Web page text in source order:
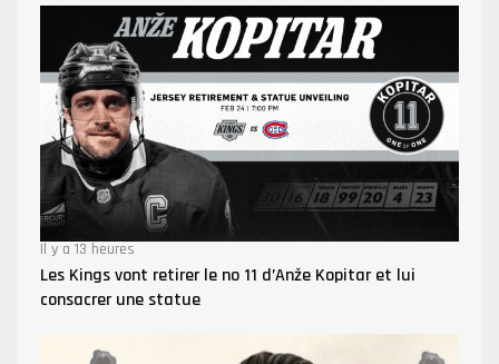
Il y a 13 heures
Les Kings vont retirer le no 11 d’Anže Kopitar et lui
consacrer une statue